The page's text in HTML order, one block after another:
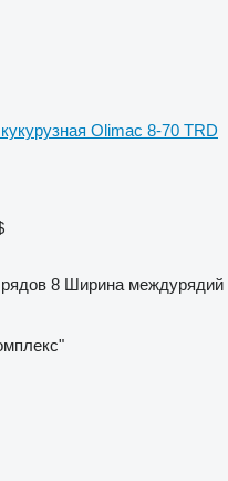
Olimac 8-70 TRD
8 Ширина междурядий